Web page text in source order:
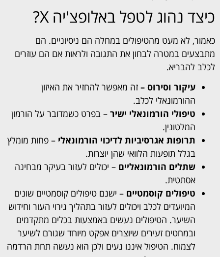
כיצד נהוג לטפל באלופצ'יה X?
כאמור, לא מעט מהטיפולים במחלה הם ניסיוניים. הם
מתבצעים במטרה לבחון את התגובה ולראות אם הם עוזרים
לכלב להבריא.
עיקור וסירוס – זה מאפשר להחזיר את האיזון
ההורמונאלי לכלב.
טיפולי הורמונאלי ישיר – בפרט כשמדובר על הורמון
המלטונין.
תרופות אגרסיביות לדיכוי הורמונאלי – פחות מומלץ
בגלל תופעות הלוואי שהן יוצרות.
שתלים הורמונאליים – יכולים לעזור בעיקר מבחינה
אסתטית.
טיפולים קוסמטיים – ישנם טיפולים קוסמטיים שונים
המיועדים לכלב ויכולים לעזור בתהליך גירוי העור וחידוש
השיער. הטיפולים נעשים באמצעות בכלים מתקדמים
ובמחטים זעירים שיוצרים אפקט מיוחד שגורם לשיער
לצמוח. הטיפול איננו נעים ולכן הוא נעשה תחת הרדמה